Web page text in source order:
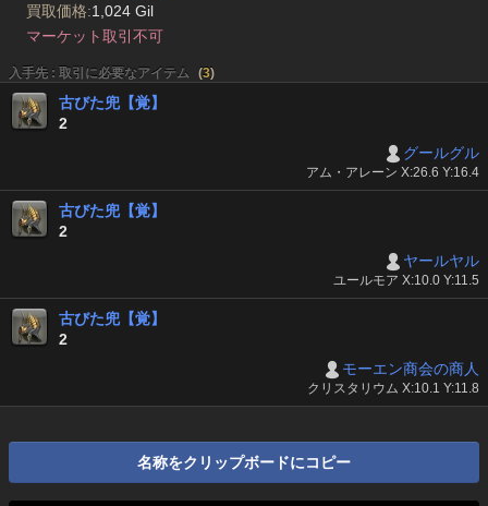
買取価格:1,024 Gil
マーケット取引不可
入手先 : 取引に必要なアイテム (3)
古びた兜【覚】
2
グールグル
アム・アレーン X:26.6 Y:16.4
古びた兜【覚】
2
ヤールヤル
ユールモア X:10.0 Y:11.5
古びた兜【覚】
2
モーエン商会の商人
クリスタリウム X:10.1 Y:11.8
名称をクリップボードにコピー